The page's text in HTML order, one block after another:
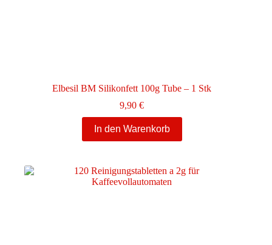
Elbesil BM Silikonfett 100g Tube – 1 Stk
9,90€
In den Warenkorb